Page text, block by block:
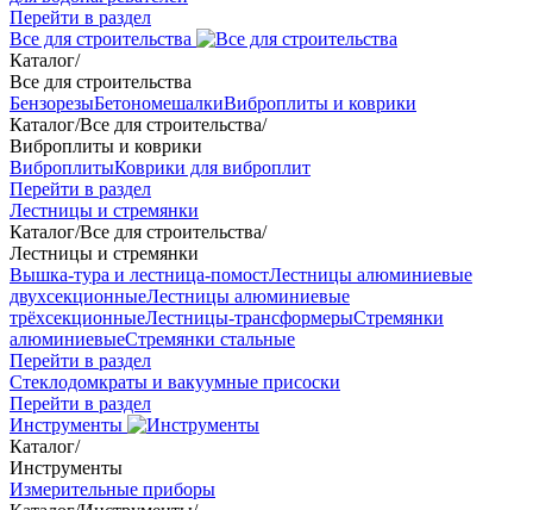
Перейти в раздел
Все для строительства
Каталог/
Все для строительства
БензорезыБетономешалкиВиброплиты и коврики
Каталог/Все для строительства/
Виброплиты и коврики
ВиброплитыКоврики для виброплит
Перейти в раздел
Лестницы и стремянки
Каталог/Все для строительства/
Лестницы и стремянки
Вышка-тура и лестница-помостЛестницы алюминиевые
двухсекционныеЛестницы алюминиевые
трёхсекционныеЛестницы-трансформерыСтремянки
алюминиевыеСтремянки стальные
Перейти в раздел
Стеклодомкраты и вакуумные присоски
Перейти в раздел
Инструменты
Каталог/
Инструменты
Измерительные приборы